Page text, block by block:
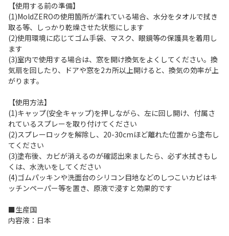
【使用する前の準備】
(1)MoldZEROの使用箇所が濡れている場合、水分をタオルで拭き
取る等、しっかり乾燥させた状態にします
(2)使用環境に応じてゴム手袋、マスク、眼鏡等の保護具を着用し
ます
(3)室内で使用する場合は、窓を開け換気をよくしてください。換
気扇を回したり、ドアや窓を2カ所以上開けると、換気の効率が上
がります。
【使用方法】
(1)キャップ(安全キャップ)を押しながら、左に回し開け、付属さ
れているスプレーを取り付けてください
(2)スプレーロックを解除し、20-30cmほど離れた位置から塗布し
てください
(3)塗布後、カビが消えるのが確認出来ましたら、必ず水拭きもし
くは、水洗いをしてください
(4)ゴムパッキンや洗面台のシリコン目地などのしつこいカビはキ
ッチンペーパー等を置き、原液で浸すと効果的です
■生産国
内容液：日本